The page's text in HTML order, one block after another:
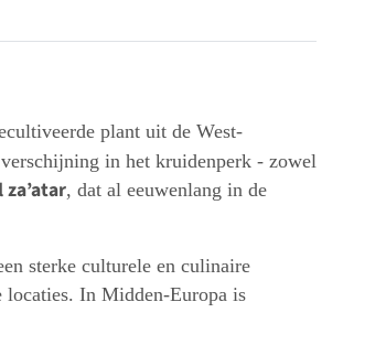
plant uit de West-
in het kruidenperk - zowel
, dat al eeuwenlang in de
sterke culturele en culinaire
locaties. In Midden-Europa is